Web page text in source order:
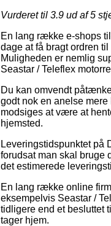
Vurderet til 3.9 ud af 5
En lang række e-shops
dage at få bragt ordren
Muligheden er nemlig
Seastar / Teleflex
Du kan omvendt
godt nok en anelse
modsiges at være at
hjemsted.
Leveringstidspunktet på
forudsat man skal bruge
det estimerede
En lang række online
eksempelvis Seastar /
tidligere end et besluttet
tager hjem.